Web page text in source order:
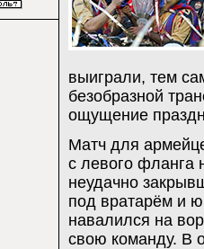
выиграли, тем
безобразной
ощущение
Матч для
с левого фланга
неудачно
под вратарём и
навалился на
свою команду. В